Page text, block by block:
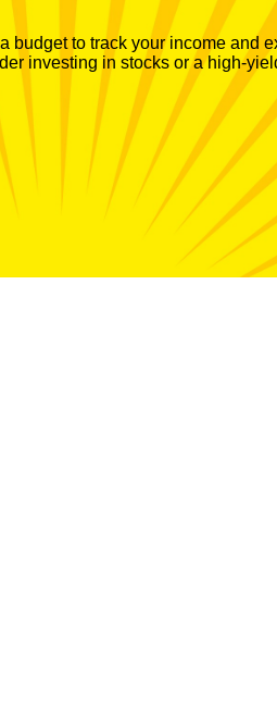
to track your income and
investing in stocks or a high-